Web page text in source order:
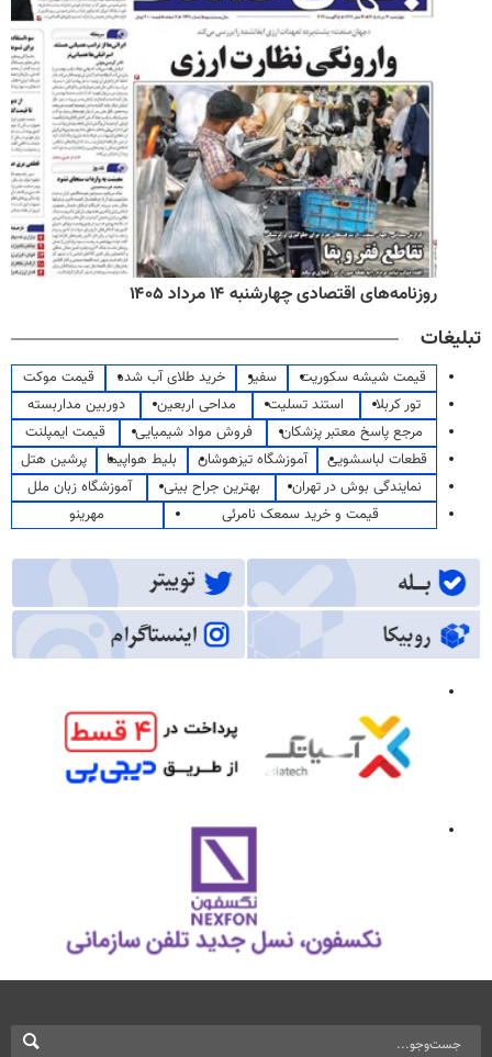
روزنامه‌های اقتصادی چهارشنبه ۱۴ مرداد ۱۴۰۵
تبلیغات
قیمت شیشه سکوریت سفیر خرید طلای آب شده
قیمت موکت
تور کربلا
استند تسلیت مداحی اربعین
دوربین مداربسته
مرجع پاسخ معتبر پزشکان
فروش مواد شیمیایی
قیمت ایمپلنت
قطعات لباسشویی
آموزشگاه تیزهوشان بلیط هواپیما
پرشین هتل
نمایندگی بوش در تهران
بهترین جراح بینی
آموزشگاه زبان ملل
قیمت و خرید سمعک نامرئی
مهرینو